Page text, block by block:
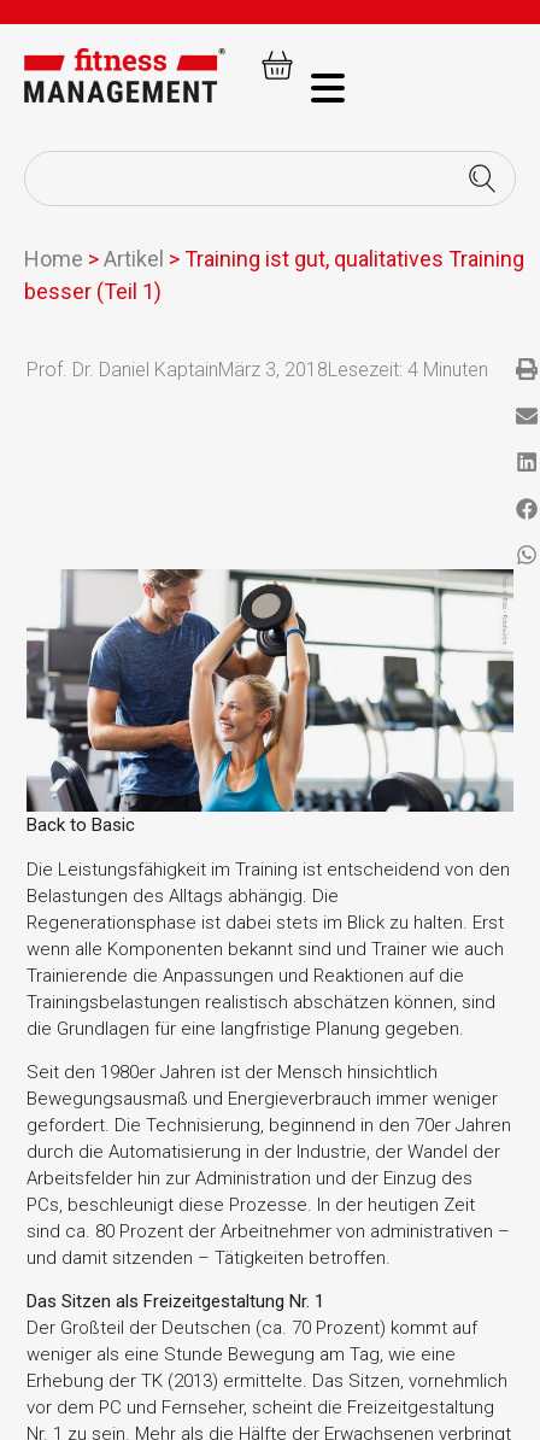
Home >Artikel >Training ist gut, qualitatives Training
besser (Teil 1)
Prof. Dr. Daniel KaptainMärz 3, 2018Lesezeit: 4 Minuten
Back to Basic
Die Leistungsfähigkeit im Training ist entscheidend von den
Belastungen des Alltags abhängig. Die
Regenerationsphase ist dabei stets im Blick zu halten. Erst
wenn alle Komponenten bekannt sind und Trainer wie auch
Trainierende die Anpassungen und Reaktionen auf die
Trainingsbelastungen realistisch abschätzen können, sind
die Grundlagen für eine langfristige Planung gegeben.
Seit den 1980er Jahren ist der Mensch hinsichtlich
Bewegungsausmaß und Energieverbrauch immer weniger
gefordert. Die Technisierung, beginnend in den 70er Jahren
durch die Automatisierung in der Industrie, der Wandel der
Arbeitsfelder hin zur Administration und der Einzug des
PCs, beschleunigt diese Prozesse. In der heutigen Zeit
sind ca. 80 Prozent der Arbeitnehmer von administrativen –
und damit sitzenden – Tätigkeiten betroffen.
Das Sitzen als Freizeitgestaltung Nr. 1
Der Großteil der Deutschen (ca. 70 Prozent) kommt auf
weniger als eine Stunde Bewegung am Tag, wie eine
Erhebung der TK (2013) ermittelte. Das Sitzen, vornehmlich
vor dem PC und Fernseher, scheint die Freizeitgestaltung
Nr. 1 zu sein. Mehr als die Hälfte der Erwachsenen verbringt